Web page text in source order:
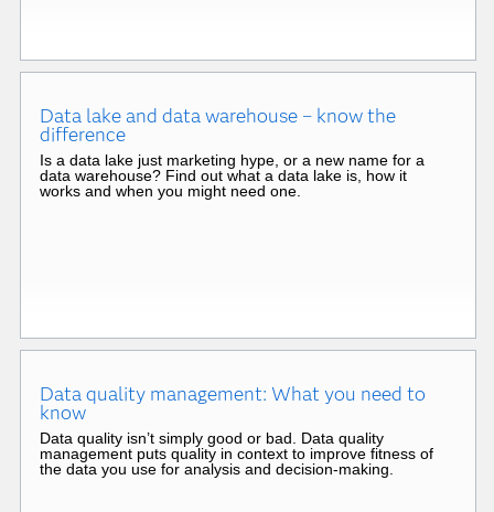
Data lake and data warehouse – know the
difference
Is a data lake just marketing hype, or a new name for a
data warehouse? Find out what a data lake is, how it
works and when you might need one.
Data quality management: What you need to
know
Data quality isn’t simply good or bad. Data quality
management puts quality in context to improve fitness of
the data you use for analysis and decision-making.